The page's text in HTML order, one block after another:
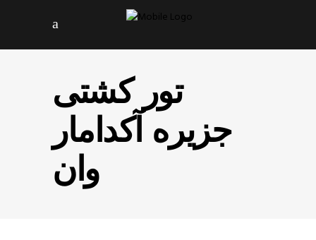
تور کشتی
جزیره آکدامار
وان